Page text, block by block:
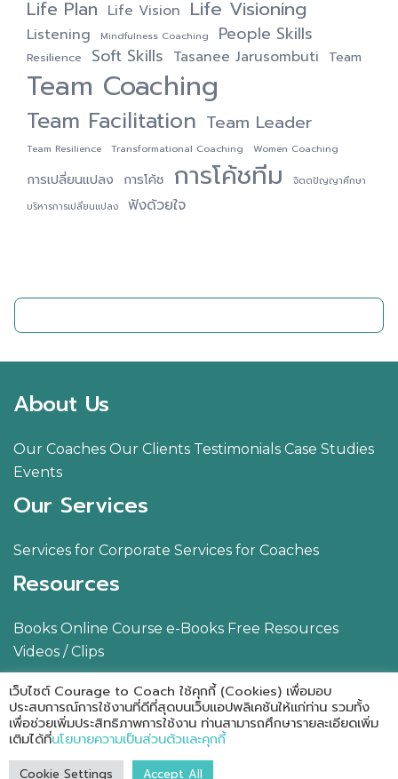
Life Plan Life Vision Life Visioning
Listening Mindfulness Coaching People Skills
Resilience Soft Skills Tasanee Jarusombuti Team
Team Coaching
Team Facilitation Team Leader
Team Resilience Transformational Coaching Women Coaching
การเปลี่ยนแปลง การโค้ช การโค้ชทีม
จิตตปัญญาศึกษา
บริหารการเปลี่ยนแปลง
ฟังด้วยใจ
About Us
Our Coaches Our Clients Testimonials Case Studies
Events
Our Services
Services for Corporate Services for Coaches
Resources
Books Online Course e-Books Free Resources
Videos / Clips
Blog Contact Us
© 2026 Courage to Coach, All rights reserved.
เว็บไซต์ Courage to Coach ใช้คุกกี้ (Cookies) เพื่อมอบ
ประสบการณ์การใช้งานที่ดีที่สุดบนเว็บแอปพลิเคชันให้แก่ท่าน รวมทั้ง
เพื่อช่วยเพิ่มประสิทธิภาพการใช้งาน ท่านสามารถศึกษารายละเอียดเพิ่ม
เติมได้ที่นโยบายความเป็นส่วนตัวและคุกกี้
Cookie Settings Accept All